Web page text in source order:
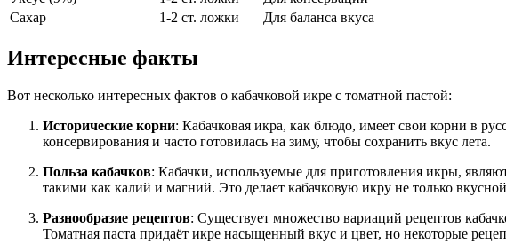
Сахар
1-2 ст. ложки Для баланса вкуса
Интересные факты
Вот несколько интересных фактов о кабачковой икре с томатной пастой:
Исторические корни: Кабачковая икра, как блюдо, имеет свои корни в
консервирования и часто готовилась на зиму, чтобы сохранить вкус лета.
Польза кабачков: Кабачки, используемые для приготовления икры,
такими как калий и магний. Это делает кабачковую икру не только
Разнообразие рецептов: Существует множество вариаций рецептов
Томатная паста придаёт икре насыщенный вкус и цвет, но некоторые